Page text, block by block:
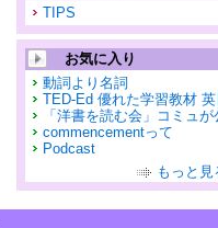
TIPS
お気に入り
動詞より名詞
TED-Ed 優れた学習教材
「洋書を読む会」コミュが
commencementって
Podcast
もっと見